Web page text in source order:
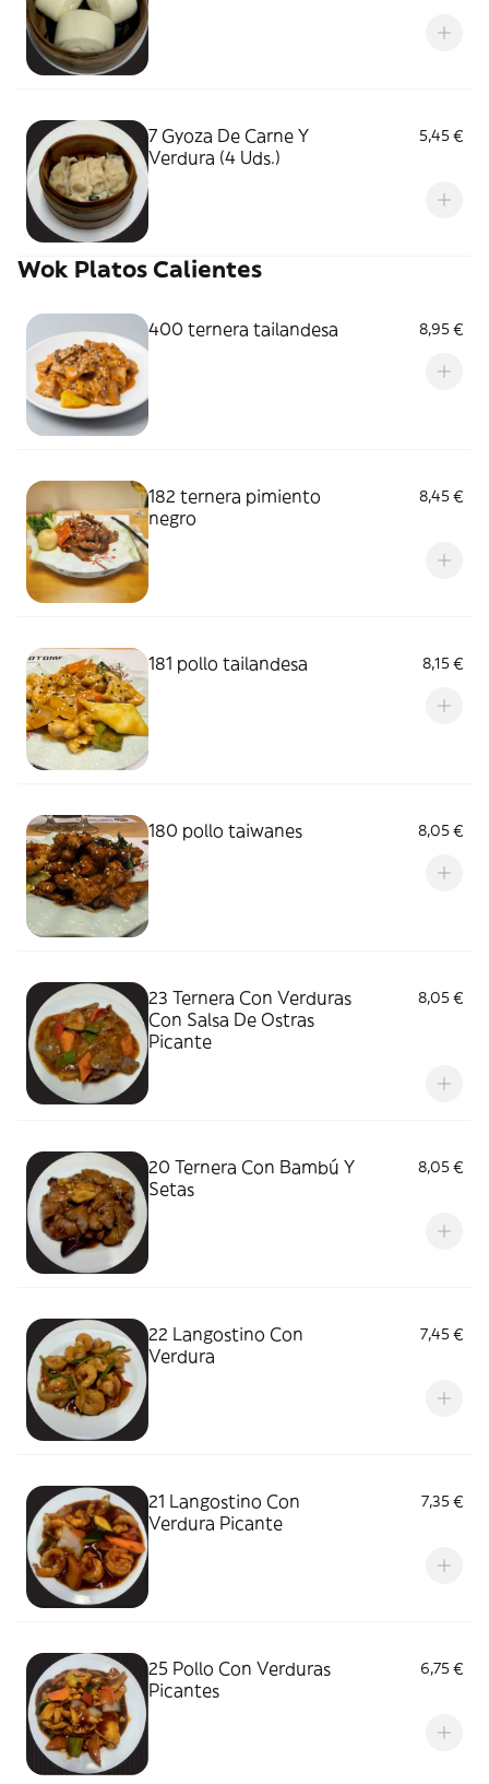
7 Gyoza De Carne Y
Verdura (4 Uds.)
5,45 €
Wok Platos Calientes
400 ternera tailandesa 8,95 €
182 ternera pimiento
negro
8,45 €
181 pollo tailandesa 8,15 €
180 pollo taiwanes 8,05 €
23 Ternera Con Verduras
Con Salsa De Ostras
Picante
8,05 €
20 Ternera Con Bambú Y
Setas
8,05 €
22 Langostino Con
Verdura
7,45 €
21 Langostino Con
Verdura Picante
7,35 €
25 Pollo Con Verduras
Picantes
6,75 €